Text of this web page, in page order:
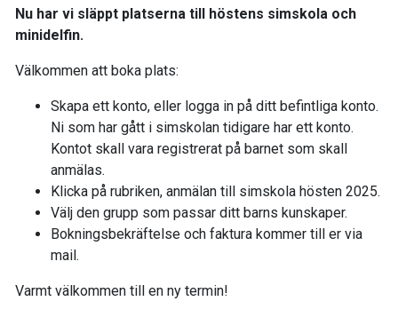
Nu har vi släppt platserna till höstens simskola och
minidelfin.
Välkommen att boka plats:
Skapa ett konto, eller logga in på ditt befintliga konto.
Ni som har gått i simskolan tidigare har ett konto.
Kontot skall vara registrerat på barnet som skall
anmälas.
Klicka på rubriken, anmälan till simskola hösten 2025.
Välj den grupp som passar ditt barns kunskaper.
Bokningsbekräftelse och faktura kommer till er via
mail.
Varmt välkommen till en ny termin!